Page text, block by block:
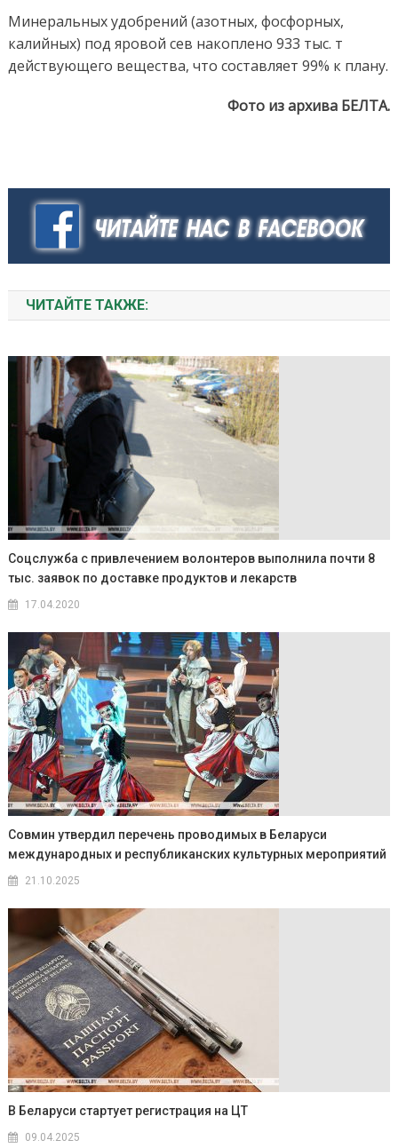
Минеральных удобрений (азотных, фосфорных,
калийных) под яровой сев накоплено 933 тыс. т
действующего вещества, что составляет 99% к плану.
Фото из архива БЕЛТА.
ЧИТАЙТЕ ТАКЖЕ:
Соцслужба с привлечением волонтеров выполнила почти 8
тыс. заявок по доставке продуктов и лекарств
17.04.2020
Совмин утвердил перечень проводимых в Беларуси
международных и республиканских культурных мероприятий
21.10.2025
В Беларуси стартует регистрация на ЦТ
09.04.2025